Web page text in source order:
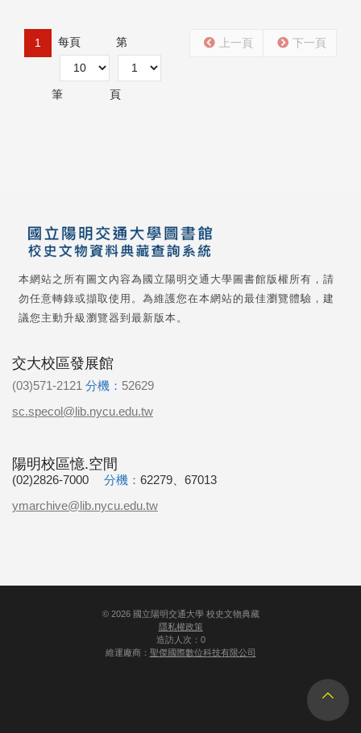
1 每頁
筆
第
頁
上一頁 下一頁
本網站之所有圖文內容為國立陽明交通大學圖書館版權所有，請
勿任意轉錄或擷取使用。為維護您在本網站的最佳瀏覽體驗，建
議您主動升級瀏覽器到最新版本。
交大校區發展館
(03)571-2121 分機： 52629
sc.specol@lib.nycu.edu.tw
陽明校區憶.空間
(02)2826-7000 分機： 62279、67013
ymarchive@lib.nycu.edu.tw
© 2026國立陽明交通大學 校史文物典藏
隱私權政策
造訪人次：0
維運廠商： 聖傑國際數位科技有限公司